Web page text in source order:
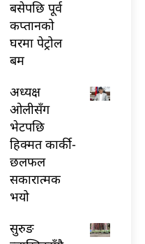
बसेपछि पूर्व
कप्तानको
घरमा पेट्रोल
बम
अध्यक्ष
ओलीसँग
भेटपछि
हिक्मत कार्की-
छलफल
सकारात्मक
भयो
सुरुङ